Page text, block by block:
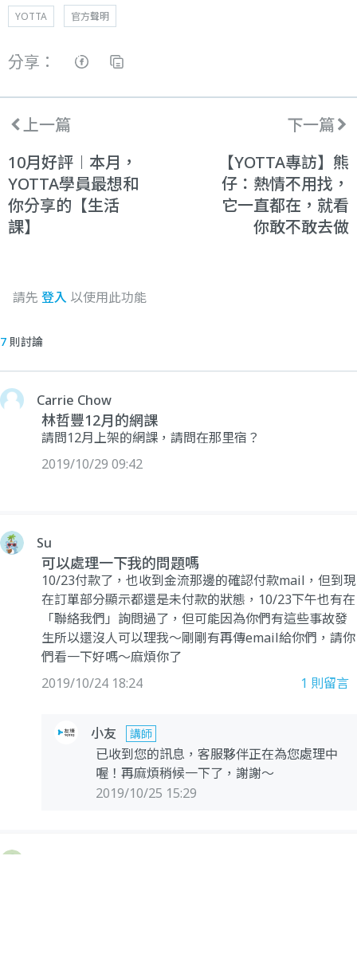
YOTTA 官方聲明
分享：
上一篇
10月好評︱本月，
YOTTA學員最想和
你分享的【生活
課】
下一篇
【YOTTA專訪】熊
仔：熱情不用找，
它一直都在，就看
你敢不敢去做
請先 登入 以使用此功能
7 則討論
Carrie Chow
林哲豐12月的網課
請問12月上架的網課，請問在那里宿？
2019/10/29 09:42
Su
可以處理一下我的問題嗎
10/23付款了，也收到金流那邊的確認付款mail，但到現
在訂單部分顯示都還是未付款的狀態，10/23下午也有在
「聯絡我們」詢問過了，但可能因為你們有這些事故發
生所以還沒人可以理我～剛剛有再傳email給你們，請你
們看一下好嗎～麻煩你了
2019/10/24 18:24
1 則留言
小友 講師
已收到您的訊息，客服夥伴正在為您處理中
喔！再麻煩稍候一下了，謝謝～
2019/10/25 15:29